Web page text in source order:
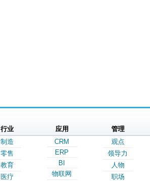
行业
制造
零售
教育
医疗
应用
CRM
ERP
BI
物联网
管理
观点
领导力
人物
职场